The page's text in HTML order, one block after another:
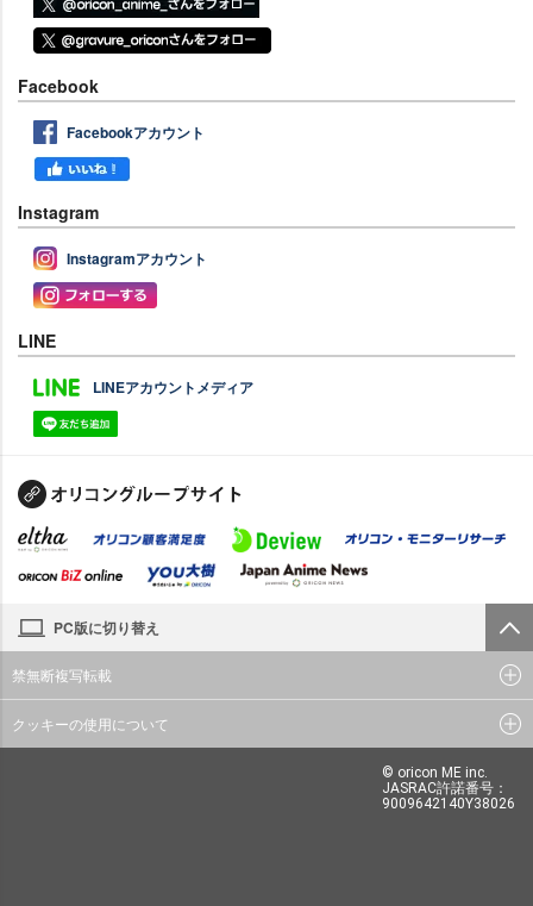
Facebook
Facebookアカウント
Instagram
Instagramアカウント
LINE
LINEアカウントメディア
PC版に切り替え
禁無断複写転載
クッキーの使用について
© oricon ME inc.
JASRAC許諾番号：
9009642140Y38026